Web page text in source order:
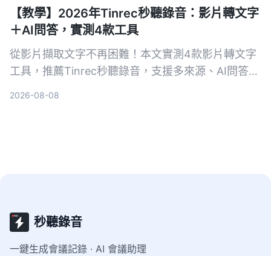
【教學】2026年Tinrec秒聽錄音：影片轉文字
＋AI問答，實測4款工具
從影片擷取文字不再困難！本文實測4款影片轉文字
工具，推薦Tinrec秒聽錄音，支援多來源、AI問答與
2026-08-08
秒聽錄音
一鍵生成會議記錄 · AI 會議助理